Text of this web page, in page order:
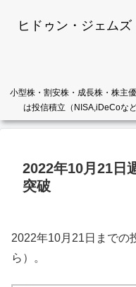
ヒドゥン・ジェム
小型株・割安株・成長株・株主
は投信積立（NISA,iDeCoな
2022年10月21日
突破
2022年10月21日までの
ら）。